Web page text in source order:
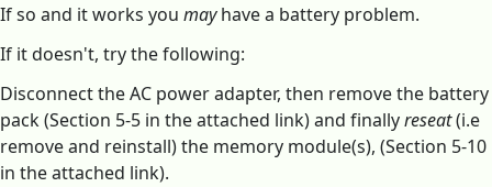
If so and it works you mayhave a battery problem.
If it doesn't, try the following:
Disconnect the AC power adapter, then remove the battery
pack (Section 5-5 in the attached link) and finallyreseat(i.e
remove and reinstall) the memory module(s), (Section 5-10
in the attached link).